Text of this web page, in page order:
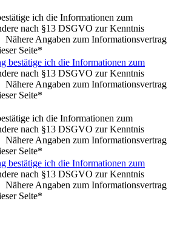
ich die Informationen zum
nach §13 DSGVO zur Kenntnis
Nähere Angaben zum Informationsvertrag
Seite*
bestätige ich die Informationen zum
nach §13 DSGVO zur Kenntnis
Nähere Angaben zum Informationsvertrag
Seite*
ich die Informationen zum
nach §13 DSGVO zur Kenntnis
Nähere Angaben zum Informationsvertrag
Seite*
bestätige ich die Informationen zum
nach §13 DSGVO zur Kenntnis
Nähere Angaben zum Informationsvertrag
Seite*